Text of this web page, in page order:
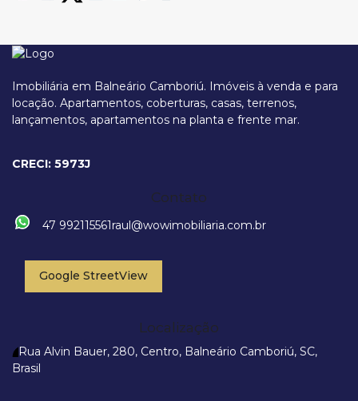
Imobiliária em Balneário Camboriú. Imóveis à venda e para
locação. Apartamentos, coberturas, casas, terrenos,
lançamentos, apartamentos na planta e frente mar.
CRECI: 5973J
Contato
47 992115561raul@wowimobiliaria.com.br
Google StreetView
Localização
Rua Alvin Bauer, 280, Centro, Balneário Camboriú, SC,
Brasil